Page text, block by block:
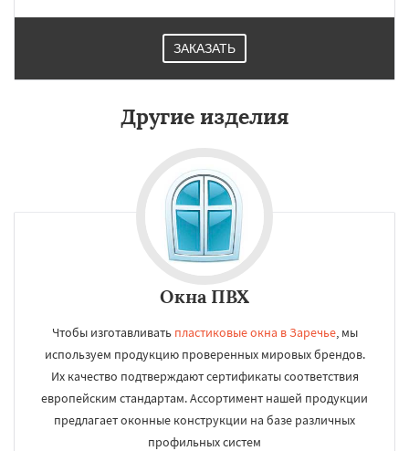
ЗАКАЗАТЬ
Другие изделия
Окна ПВХ
Чтобы изготавливать пластиковые окна в Заречье, мы
используем продукцию проверенных мировых брендов.
Их качество подтверждают сертификаты соответствия
европейским стандартам. Ассортимент нашей продукции
предлагает оконные конструкции на базе различных
профильных систем